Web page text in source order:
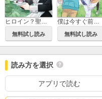
ヒロイン？聖女？いいえ、オールワークスメイドです（誇）！＠COMIC
無料試し読み
僕は今すぐ前世の記憶を捨てたい。～憧れの田舎は人外魔境でした～@COMIC
無料試し読み
読み方を選択
アプリで読む